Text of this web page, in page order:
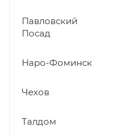
Павловский
Посад
Наро-Фоминск
Чехов
Талдом